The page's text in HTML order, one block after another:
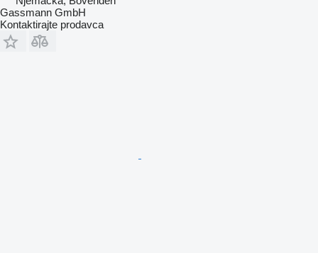
Gassmann GmbH
Kontaktirajte prodavca